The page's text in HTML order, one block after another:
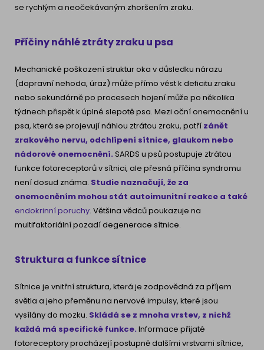
se rychlým a neočekávaným zhoršením zraku.
Příčiny náhlé ztráty zraku u psa
Mechanické poškození struktur oka v důsledku nárazu
(dopravní nehoda, úraz) může přímo vést k deficitu zraku
nebo sekundárně po procesech hojení může po několika
týdnech přispět k úplné slepotě psa. Mezi oční onemocnění u
psa, která se projevují náhlou ztrátou zraku, patří zánět
zrakového nervu, odchlípení sítnice, glaukom nebo
nádorové onemocnění. SARDS u psů postupuje ztrátou
funkce fotoreceptorů v sítnici, ale přesná příčina syndromu
není dosud známa. Studie naznačují, že za
onemocněním mohou stát autoimunitní reakce a také
endokrinní poruchy. Většina vědců poukazuje na
multifaktoriální pozadí degenerace sítnice.
Struktura a funkce sítnice
Sítnice je vnitřní struktura, která je zodpovědná za příjem
světla a jeho přeměnu na nervové impulsy, které jsou
vysílány do mozku. Skládá se z mnoha vrstev, z nichž
každá má specifické funkce. Informace přijaté
fotoreceptory procházejí postupně dalšími vrstvami sítnice,